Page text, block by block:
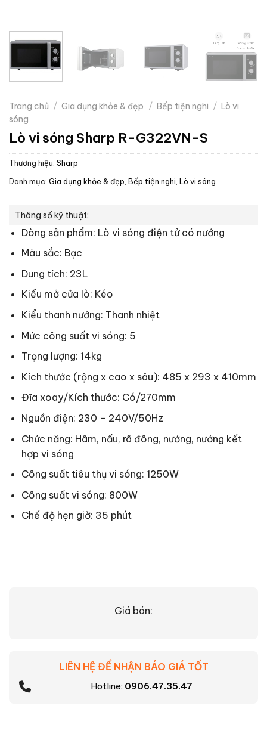
Trang chủ / Gia dụng khỏe & đẹp / Bếp tiện nghi / Lò vi
sóng
Lò vi sóng Sharp R-G322VN-S
Thương hiệu: Sharp
Danh mục: Gia dụng khỏe & đẹp Bếp tiện nghi Lò vi sóng
Thông số kỹ thuật:
Dòng sản phẩm: Lò vi sóng điện tử có nướng
Màu sắc: Bạc
Dung tích: 23L
Kiểu mở cửa lò: Kéo
Kiểu thanh nướng: Thanh nhiệt
Mức công suất vi sóng: 5
Trọng lượng: 14kg
Kích thước (rộng x cao x sâu): 485 x 293 x 410mm
Đĩa xoay/Kích thước: Có/270mm
Nguồn điện: 230 – 240V/50Hz
Chức năng: Hâm, nấu, rã đông, nướng, nướng kết
hợp vi sóng
Công suất tiêu thụ vi sóng: 1250W
Công suất vi sóng: 800W
Chế độ hẹn giờ: 35 phút
Giá bán:
LIÊN HỆ ĐỂ NHẬN BÁO GIÁ TỐT
Hotline: 0906.47.35.47